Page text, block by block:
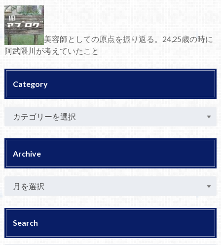
美容師としての原点を振り返る。24,25歳の時に
阿武隈川が考えていたこと
Category
Archive
Search